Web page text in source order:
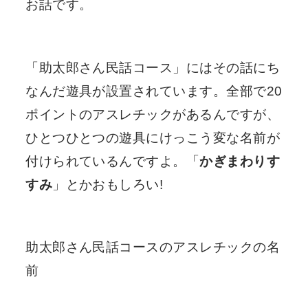
お話です。
「助太郎さん民話コース」にはその話にち
なんだ遊具が設置されています。全部で20
ポイントのアスレチックがあるんですが、
ひとつひとつの遊具にけっこう変な名前が
付けられているんですよ。「かぎまわりす
すみ 」とかおもしろい!
助太郎さん民話コースのアスレチックの名
前